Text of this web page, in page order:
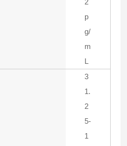
2
p
g/
m
L
3
1.
2
5-
1